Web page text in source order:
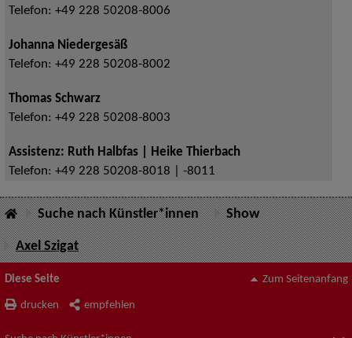
Telefon: +49 228 50208-8006
Johanna Niedergesäß
Telefon: +49 228 50208-8002
Thomas Schwarz
Telefon: +49 228 50208-8003
Assistenz: Ruth Halbfas | Heike Thierbach
Telefon: +49 228 50208-8018 | -8011
Suche nach Künstler*innen Show
Axel Szigat
Diese Seite
drucken empfehlen
Zum Seitenanfang